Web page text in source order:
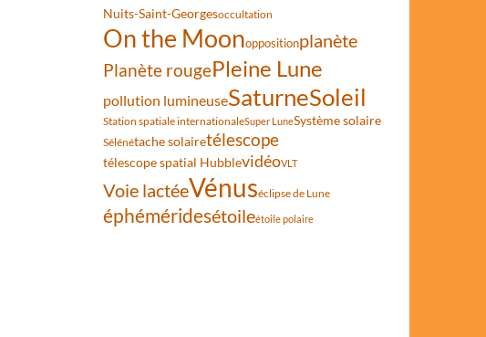
Nuits-Saint-Georgesoccultation
On the Moonoppositionplanète
Planète rougePleine Lune
pollution lumineuseSaturneSoleil
Station spatiale internationaleSuper LuneSystème solaire
Sélénétache solairetélescope
télescope spatial HubblevidéoVLT
Voie lactéeVénuséclipse de Lune
éphéméridesétoileétoile polaire